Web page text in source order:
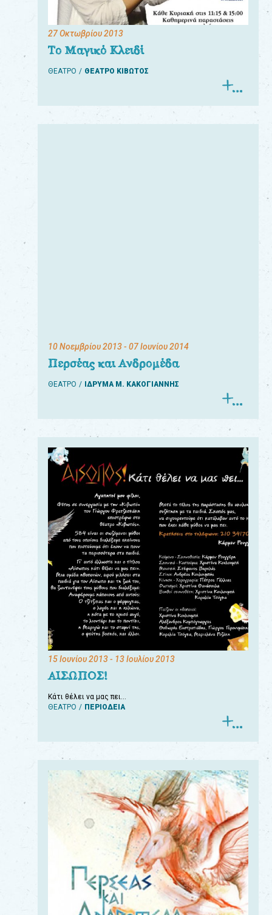
27 Οκτωβρίου 2013
Το Μαγικό Κλειδί
ΘΕΑΤΡΟ ΘΕΑΤΡΟ ΚΙΒΩΤΟΣ
10 Νοεμβρίου 2013- 07 Ιουνίου 2014
Περσέας και Ανδρομέδα
ΘΕΑΤΡΟ ΙΔΡΥΜΑ Μ. ΚΑΚΟΓΙΑΝΝΗΣ
15 Ιουνίου 2013- 13 Ιουλίου 2013
ΑΙΣΩΠΟΣ!
Κάτι θέλει να μας πει…
ΘΕΑΤΡΟ
ΠΕΡΙΟΔΕΙΑ